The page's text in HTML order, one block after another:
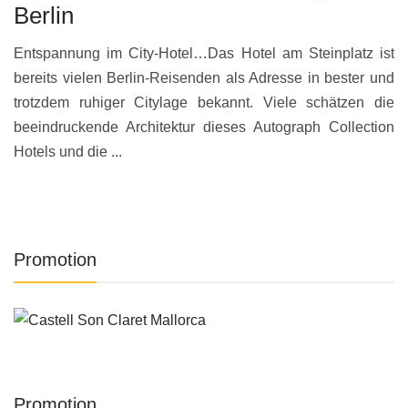
Berlin
Entspannung im City-Hotel…Das Hotel am Steinplatz ist
bereits vielen Berlin-Reisenden als Adresse in bester und
trotzdem ruhiger Citylage bekannt. Viele schätzen die
beeindruckende Architektur dieses Autograph Collection
Hotels und die ...
Promotion
Promotion